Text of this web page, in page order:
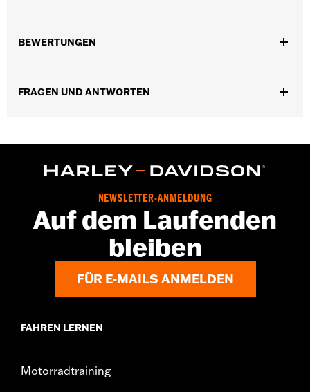
Installationsanleitung
In Einheiten erhältlich:Jeweils
BEWERTUNGEN
FRAGEN UND ANTWORTEN
NEWSLETTER-ANMELDUNG
Auf dem Laufenden
bleiben
FÜR E-MAILS ANMELDEN
FAHREN LERNEN
Motorradtraining